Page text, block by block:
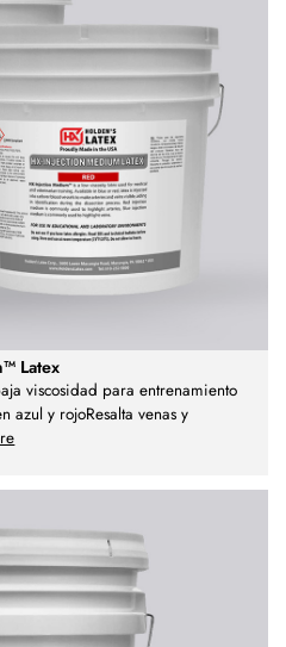
Latex
viscosidad para entrenamiento
azul y rojoResalta venas y